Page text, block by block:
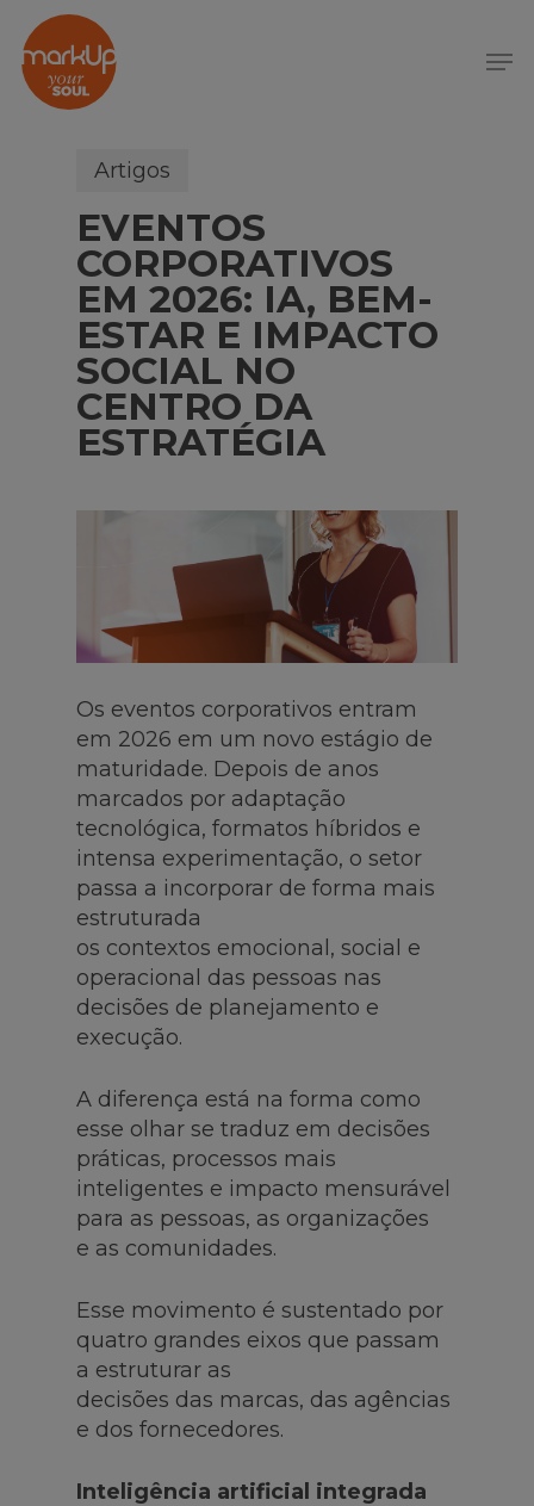
Menu
Artigos
EVENTOS
CORPORATIVOS
EM 2026: IA, BEM-
ESTAR E IMPACTO
SOCIAL NO
CENTRO DA
ESTRATÉGIA
Os eventos corporativos entram
em 2026 em um novo estágio de
maturidade. Depois de anos
marcados por adaptação
tecnológica, formatos híbridos e
intensa experimentação, o setor
passa a incorporar de forma mais
estruturada
os contextos emocional, social e
operacional das pessoas nas
decisões de planejamento e
execução.
A diferença está na forma como
esse olhar se traduz em decisões
práticas, processos mais
inteligentes e impacto mensurável
para as pessoas, as organizações
e as comunidades.
Esse movimento é sustentado por
quatro grandes eixos que passam
a estruturar as
decisões das marcas, das agências
e dos fornecedores.
Inteligência artificial integrada